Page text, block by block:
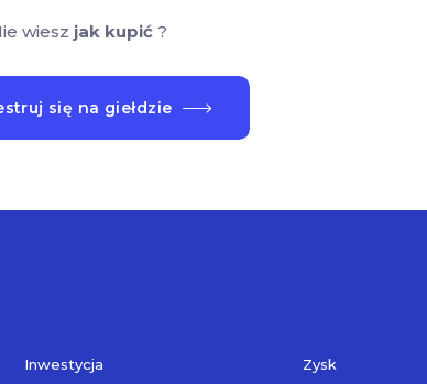
wiesz jak kupić?
się na giełdzie
Inwestycja Zysk